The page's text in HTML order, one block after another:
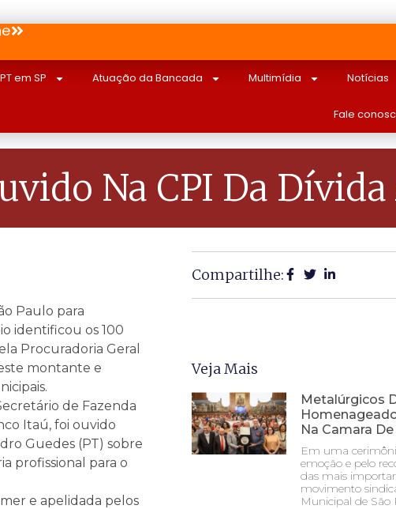
em SP Atuação da Bancada Multimídia Notícias
Fale
Na CPI Da
Paulo para
identificou os 100
Procuradoria Geral
montante e
de Fazenda
Itaú, foi ouvido
Guedes (PT) sobre
profissional para o
e apelidada pelos
Compartilhe:
Veja Mais
Metalúrgicos
Na Camara De
Em uma
emoção e pelo
das mais
movimento
Municipal de São